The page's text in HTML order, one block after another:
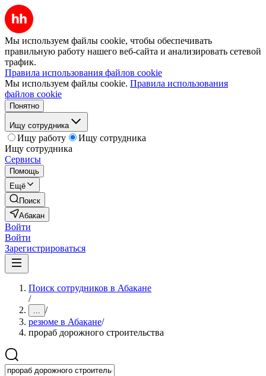
Мы используем файлы cookie, чтобы обеспечивать
правильную работу нашего веб-сайта и анализировать сетевой
трафик.
Правила использования файлов cookie
Мы используем файлы cookie. Правила использования
файлов cookie
Понятно
Ищу сотрудника
Ищу работу
Ищу сотрудника
Ищу сотрудника
Сервисы
Помощь
Ещё
Поиск
Абакан
Войти
Войти
Зарегистрироваться
Поиск сотрудников в Абакане
/
... /
резюме в Абакане/
прораб дорожного строительства